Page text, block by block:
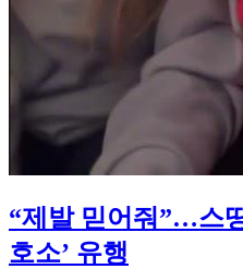
“제발 믿어줘”…스
호소’ 유행